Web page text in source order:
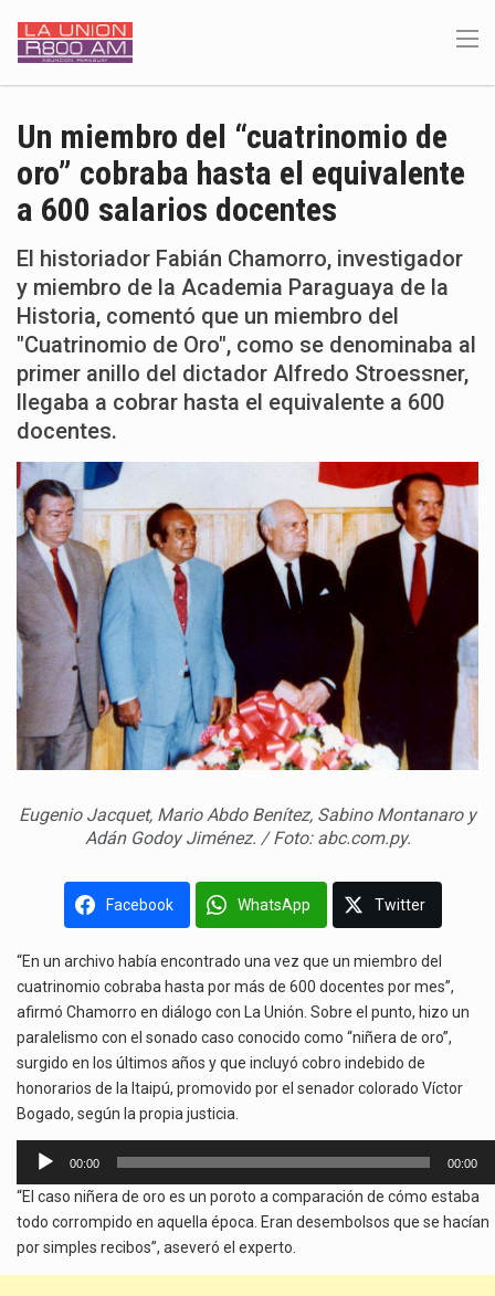
Un miembro del “cuatrinomio de
oro” cobraba hasta el equivalente
a 600 salarios docentes
El historiador Fabián Chamorro, investigador
y miembro de la Academia Paraguaya de la
Historia, comentó que un miembro del
"Cuatrinomio de Oro", como se denominaba al
primer anillo del dictador Alfredo Stroessner,
llegaba a cobrar hasta el equivalente a 600
docentes.
Eugenio Jacquet, Mario Abdo Benítez, Sabino Montanaro y
Adán Godoy Jiménez. / Foto: abc.com.py.
Facebook WhatsApp Twitter
“En un archivo había encontrado una vez que un miembro del
cuatrinomio cobraba hasta por más de 600 docentes por mes”,
afirmó Chamorro en diálogo con La Unión. Sobre el punto, hizo un
paralelismo con el sonado caso conocido como “niñera de oro”,
surgido en los últimos años y que incluyó cobro indebido de
honorarios de la Itaipú, promovido por el senador colorado Víctor
Bogado, según la propia justicia.
Reproductor
audio
00:00 00:00
“El caso niñera de oro es un poroto a comparación de cómo estaba
todo corrompido en aquella época. Eran desembolsos que se hacían
por simples recibos”, aseveró el experto.